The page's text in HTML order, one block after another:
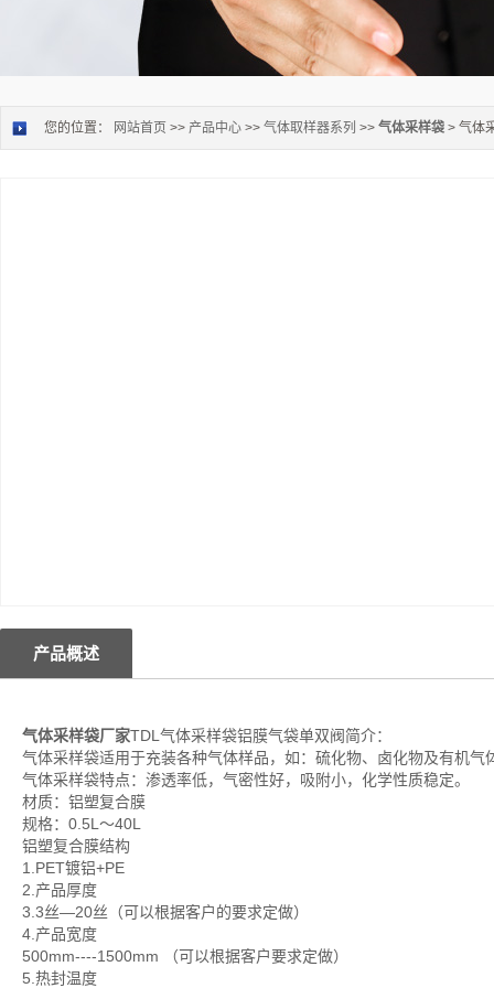
您的位置： 网站首页 >> 产品中心 >> 气体取样器系列 >> 气体采样袋 > 气体
产品概述
气体采样袋厂家TDL气体采样袋铝膜气袋单双阀简介：
气体采样袋适用于充装各种气体样品，如：硫化物、卤化物及有机
气体采样袋特点：渗透率低，气密性好，吸附小，化学性质稳定。
材质：铝塑复合膜
规格：0.5L～40L
铝塑复合膜结构
1.PET镀铝+PE
2.产品厚度
3.3丝—20丝（可以根据客户的要求定做）
4.产品宽度
500mm----1500mm （可以根据客户要求定做）
5.热封温度